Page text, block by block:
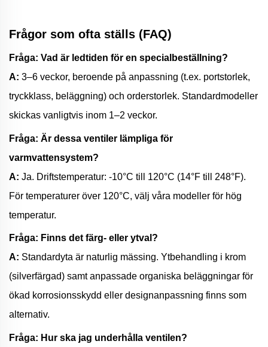
Frågor som ofta ställs (FAQ)
Fråga: Vad är ledtiden för en specialbeställning?
A: 3–6 veckor, beroende på anpassning (t.ex. portstorlek,
tryckklass, beläggning) och orderstorlek. Standardmodeller
skickas vanligtvis inom 1–2 veckor.
Fråga: Är dessa ventiler lämpliga för
varmvattensystem?
A: Ja. Driftstemperatur: -10°C till 120°C (14°F till 248°F).
För temperaturer över 120°C, välj våra modeller för hög
temperatur.
Fråga: Finns det färg- eller ytval?
A: Standardyta är naturlig mässing. Ytbehandling i krom
(silverfärgad) samt anpassade organiska beläggningar för
ökad korrosionsskydd eller designanpassning finns som
alternativ.
Fråga: Hur ska jag underhålla ventilen?